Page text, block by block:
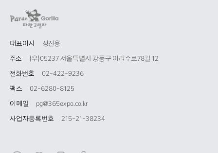
대표이사 정진용
주소 (우)05237 서울특별시 강동구 아리수로78길 12
전화번호 02-422-9236
팩스 02-6280-8125
이메일 pg@365expo.co.kr
사업자등록번호 215-21-38234